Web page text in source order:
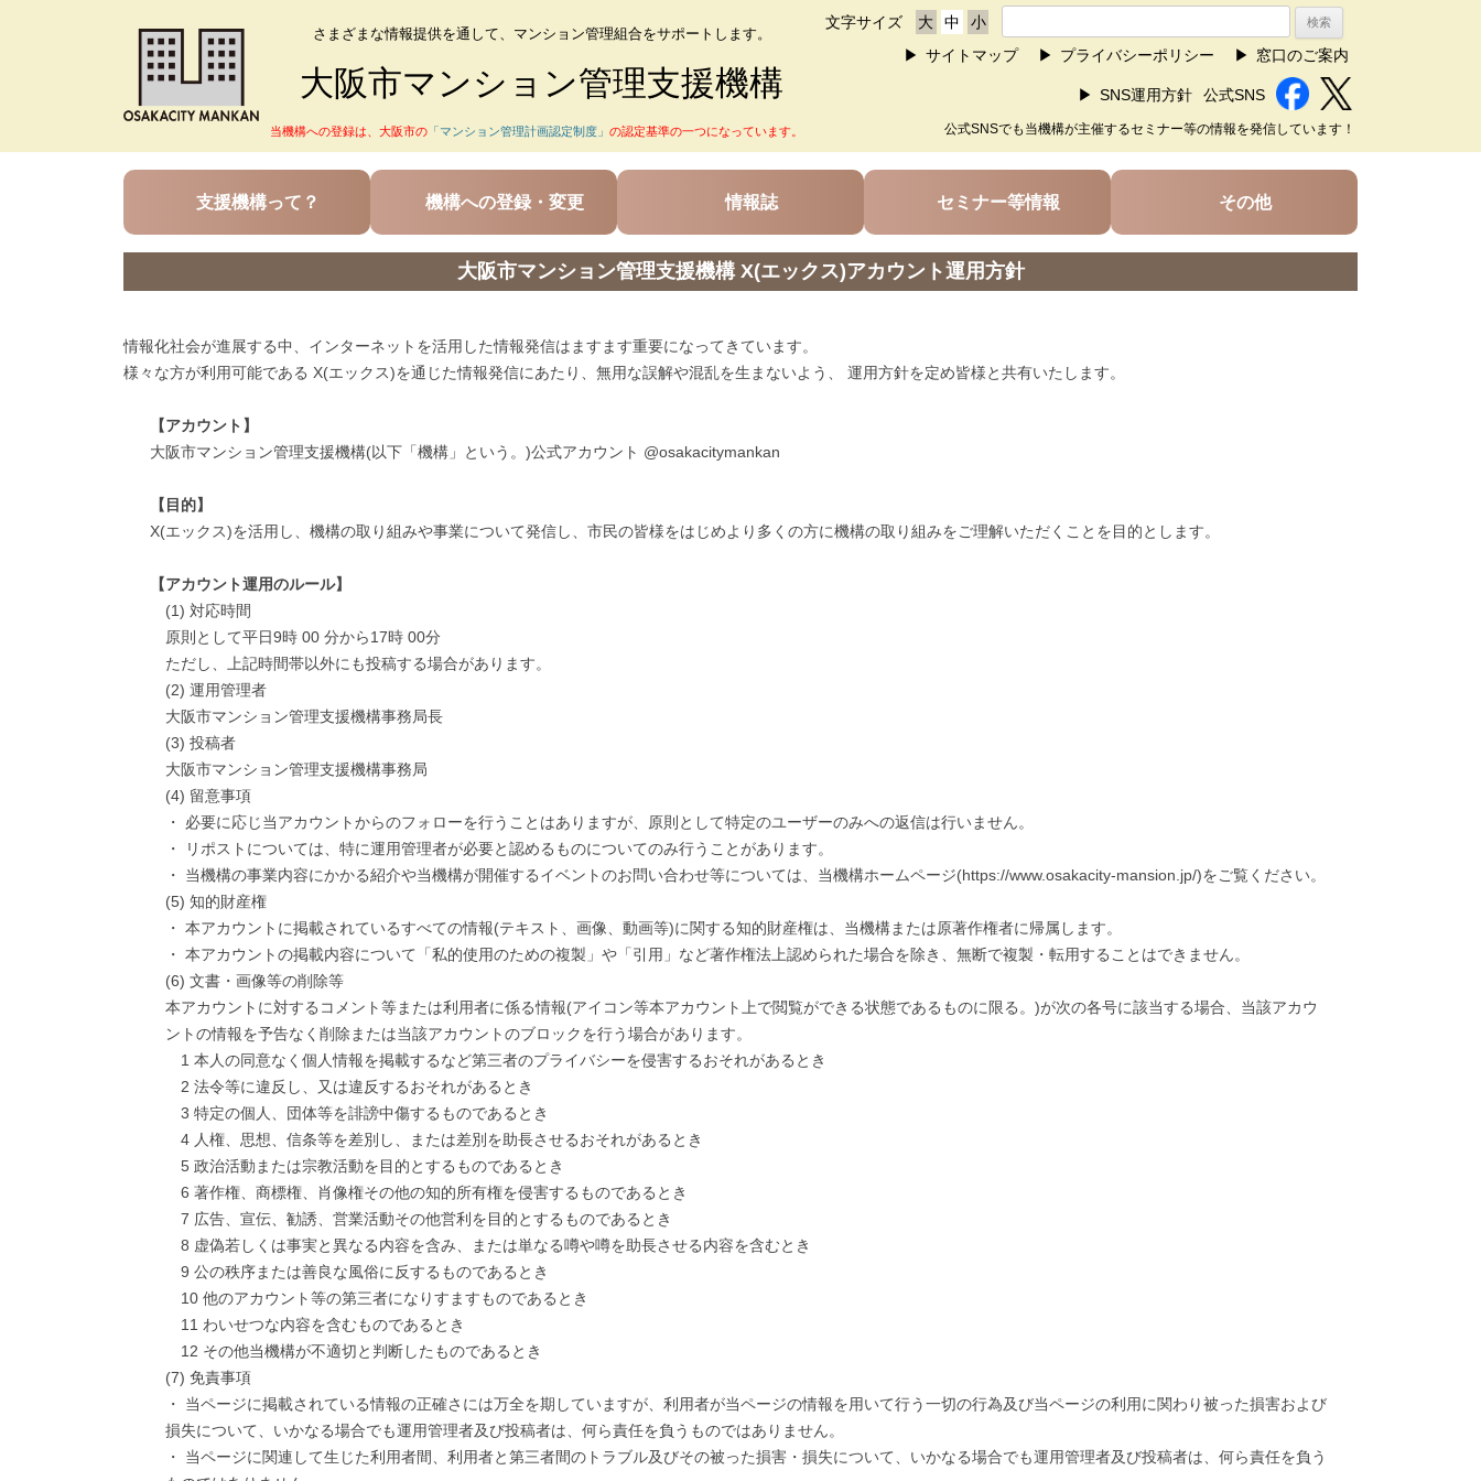
さまざまな情報提供を通して、マンション管理組合をサポートします。
大阪市マンション管理支援機構
当機構への登録は、大阪市の 「マンション管理計画認定制度」の認定基準の一つになっています。
文字サイズ 大 中
小
サイトマップ
プライバシーポリシー 窓口のご案内
SNS運用方針 公式SNS
公式SNSでも当機構が主催するセミナー等の情報を発信しています！
支援機構って？ 機構への登録・変更 情報誌 セミナー等情報 その他
大阪市マンション管理支援機構 X(エックス)アカウント運用方針
情報化社会が進展する中、インターネットを活用した情報発信はますます重要になってきています。
様々な方が利用可能である X(エックス)を通じた情報発信にあたり、無用な誤解や混乱を生まないよう、 運用方針を定め皆様と共有いたします。
【アカウント】
大阪市マンション管理支援機構(以下「機構」という。)公式アカウント @osakacitymankan
【目的】
X(エックス)を活用し、機構の取り組みや事業について発信し、市民の皆様をはじめより多くの方に機構の取り組みをご理解いただくことを目的とします。
【アカウント運用のルール】
(1) 対応時間
原則として平日9時 00 分から17時 00分
ただし、上記時間帯以外にも投稿する場合があります。
(2) 運用管理者
大阪市マンション管理支援機構事務局長
(3) 投稿者
大阪市マンション管理支援機構事務局
(4) 留意事項
・ 必要に応じ当アカウントからのフォローを行うことはありますが、原則として特定のユーザーのみへの返信は行いません。
・ リポストについては、特に運用管理者が必要と認めるものについてのみ行うことがあります。
・ 当機構の事業内容にかかる紹介や当機構が開催するイベントのお問い合わせ等については、当機構ホームページ(https://www.osakacity-mansion.jp/)をご覧ください。
(5) 知的財産権
・ 本アカウントに掲載されているすべての情報(テキスト、画像、動画等)に関する知的財産権は、当機構または原著作権者に帰属します。
・ 本アカウントの掲載内容について「私的使用のための複製」や「引用」など著作権法上認められた場合を除き、無断で複製・転用することはできません。
(6) 文書・画像等の削除等
本アカウントに対するコメント等または利用者に係る情報(アイコン等本アカウント上で閲覧ができる状態であるものに限る。)が次の各号に該当する場合、当該アカウ
ントの情報を予告なく削除または当該アカウントのブロックを行う場合があります。
1 本人の同意なく個人情報を掲載するなど第三者のプライバシーを侵害するおそれがあるとき
2 法令等に違反し、又は違反するおそれがあるとき
3 特定の個人、団体等を誹謗中傷するものであるとき
4 人権、思想、信条等を差別し、または差別を助長させるおそれがあるとき
5 政治活動または宗教活動を目的とするものであるとき
6 著作権、商標権、肖像権その他の知的所有権を侵害するものであるとき
7 広告、宣伝、勧誘、営業活動その他営利を目的とするものであるとき
8 虚偽若しくは事実と異なる内容を含み、または単なる噂や噂を助長させる内容を含むとき
9 公の秩序または善良な風俗に反するものであるとき
10 他のアカウント等の第三者になりすますものであるとき
11 わいせつな内容を含むものであるとき
12 その他当機構が不適切と判断したものであるとき
(7) 免責事項
・ 当ページに掲載されている情報の正確さには万全を期していますが、利用者が当ページの情報を用いて行う一切の行為及び当ページの利用に関わり被った損害および
損失について、いかなる場合でも運用管理者及び投稿者は、何ら責任を負うものではありません。
・ 当ページに関連して生じた利用者間、利用者と第三者間のトラブル及びその被った損害・損失について、いかなる場合でも運用管理者及び投稿者は、何ら責任を負う